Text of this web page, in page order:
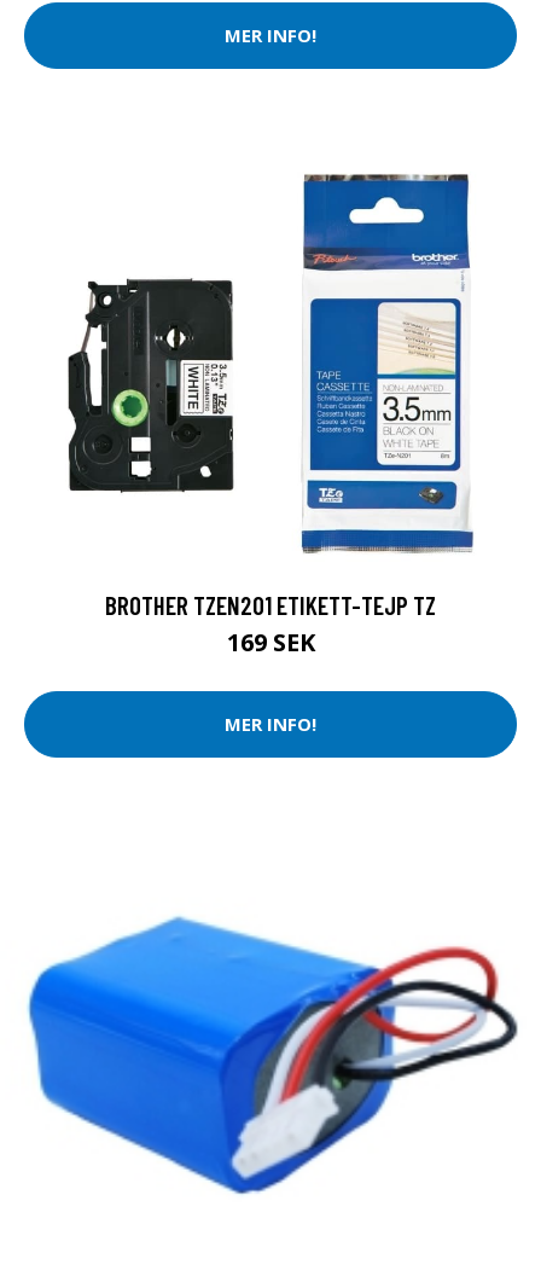
MER INFO!
BROTHER TZEN201 ETIKETT-TEJP TZ
169 SEK
MER INFO!